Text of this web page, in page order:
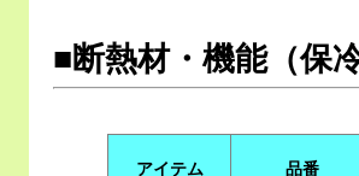
■断熱材・機能（保
アイテム 品番